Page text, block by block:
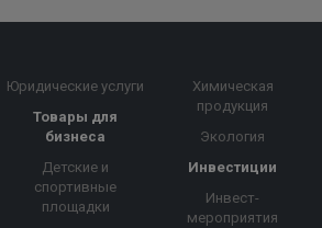
Юридические услуги
Товары для
бизнеса
Детские и
спортивные
площадки
Химическая
продукция
Экология
Инвестиции
Инвест-
мероприятия